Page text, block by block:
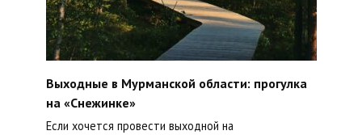
Выходные в Мурманской области: прогулка
на «Снежинке»
Если хочется провести выходной на